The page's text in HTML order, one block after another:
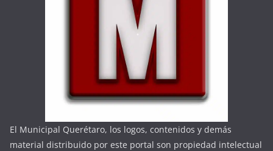
El Municipal Querétaro, los logos, contenidos y demás
material distribuido por este portal son propiedad intelectual